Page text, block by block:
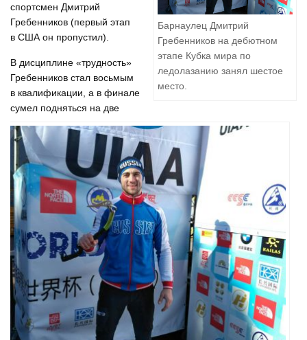
Барнаулец Дмитрий
Гребенников на дебютном
этапе Кубка мира по
ледолазанию занял шестое
место.
спортсмен Дмитрий
Гребенников (первый этап
в США он пропустил).
В дисциплине «трудность»
Гребенников стал восьмым
в квалификации, а в финале
сумел подняться на две